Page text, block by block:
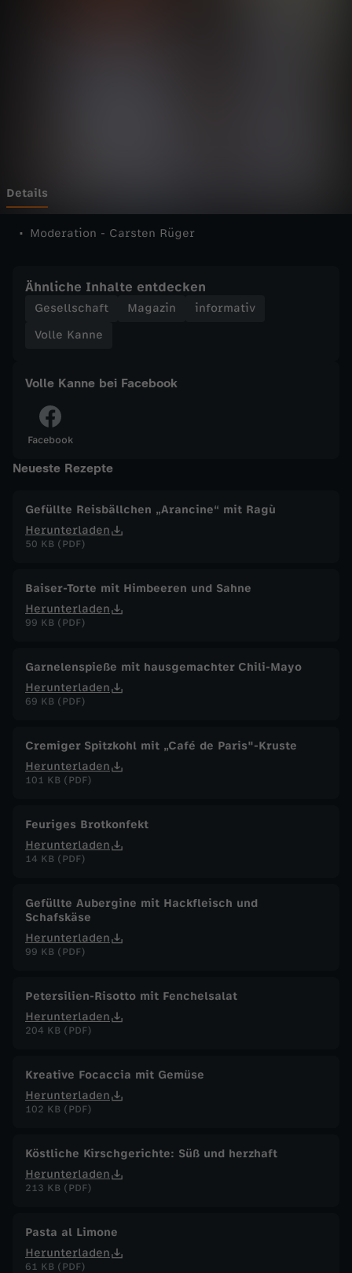
o
l
e
K
a
n
n
e
v
o
m
0
M
i
0
2
6
Details
Moderation - Carsten Rüger
Ähnliche Inhalte entdecken
Gesellschaft Magazin
informativ
Volle Kanne
Volle Kanne bei Facebook
Facebook
Neueste Rezepte
Gefüllte Reisbällchen „Arancine“ mit Ragù
Herunterladen
50 KB (PDF)
Baiser-Torte mit Himbeeren und Sahne
Herunterladen
99 KB (PDF)
Garnelenspieße mit hausgemachter Chili-Mayo
Herunterladen
69 KB (PDF)
Cremiger Spitzkohl mit „Café de Paris"-Kruste
Herunterladen
101 KB (PDF)
Feuriges Brotkonfekt
Herunterladen
14 KB (PDF)
Gefüllte Aubergine mit Hackfleisch und
Schafskäse
Herunterladen
99 KB (PDF)
Petersilien-Risotto mit Fenchelsalat
Herunterladen
204 KB (PDF)
Kreative Focaccia mit Gemüse
Herunterladen
102 KB (PDF)
Köstliche Kirschgerichte: Süß und herzhaft
Herunterladen
213 KB (PDF)
Pasta al Limone
Herunterladen
61 KB (PDF)